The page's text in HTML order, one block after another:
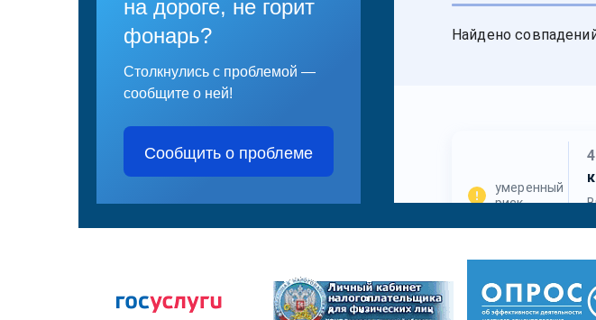
на дороге, не горит
фонарь?
Столкнулись с проблемой —
сообщите о ней!
Сообщить о проблеме